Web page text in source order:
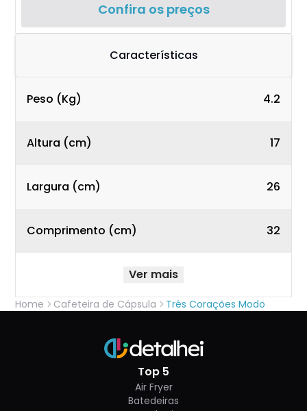
Confira os preços
Características
Peso (Kg) 4.2
Altura (cm) 17
Largura (cm) 26
Comprimento (cm) 32
Ver mais
Home Cafeteira de Cápsula Três Corações Modo
Top 5
Air Fryer
Batedeiras